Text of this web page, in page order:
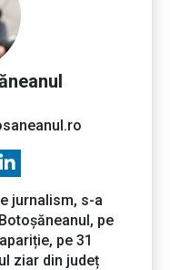
jurnalism, s-a
pe
pe 31
ziar din județ